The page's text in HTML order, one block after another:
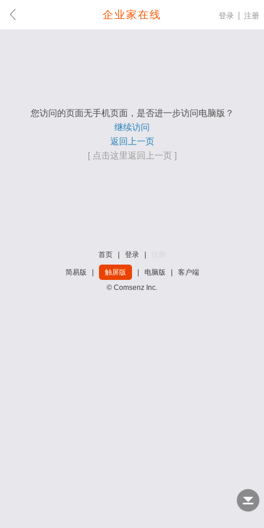
企业家在线 登录 注册
您访问的页面无手机页面，是否进一步访问电脑版？
继续访问
返回上一页
[ 点击这里返回上一页 ]
首页 登录
简易版 触屏版 电脑版
客户端
© Comsenz Inc.